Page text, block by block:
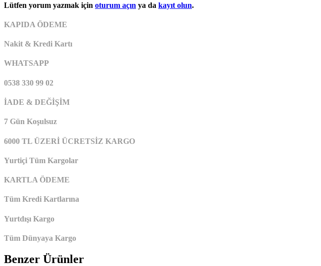
Lütfen yorum yazmak için oturum açın ya da kayıt olun.
KAPIDA ÖDEME
Nakit & Kredi Kartı
WHATSAPP
0538 330 99 02
İADE & DEĞİŞİM
7 Gün Koşulsuz
6000 TL ÜZERİ ÜCRETSİZ KARGO
Yurtiçi Tüm Kargolar
KARTLA ÖDEME
Tüm Kredi Kartlarına
Yurtdışı Kargo
Tüm Dünyaya Kargo
Benzer Ürünler